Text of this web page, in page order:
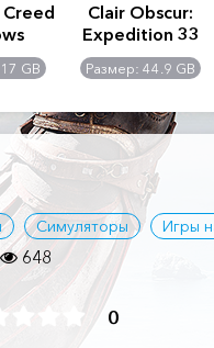
Creed
GB
Clair Obscur:
Expedition 33
Размер: 44.9 GB
Симуляторы
Игры
648
0